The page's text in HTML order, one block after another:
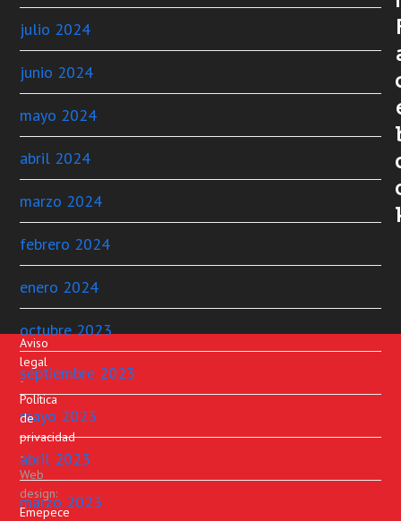
julio 2024
junio 2024
mayo 2024
abril 2024
marzo 2024
febrero 2024
enero 2024
octubre 2023
septiembre 2023
mayo 2023
abril 2023
marzo 2023
Aviso
legal
-
Política
de
privacidad
-
Web
design:
Emepece